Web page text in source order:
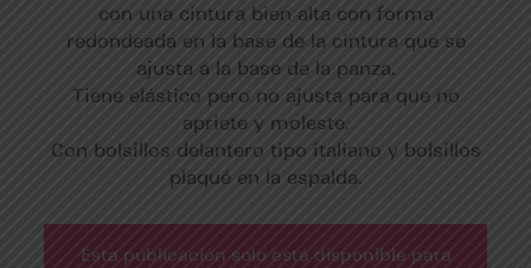
con una cintura bien alta con forma
redondeada en la base de la cintura que se
ajusta a la base de la panza.
Tiene elástico pero no ajusta para que no
apriete y moleste.
Con bolsillos delantero tipo italiano y bolsillos
plaqué en la espalda.
Esta publicación solo está disponible para